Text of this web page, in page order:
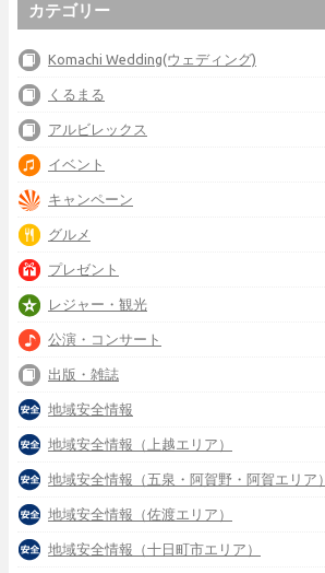
カテゴリー
Komachi Wedding(ウェディング)
くるまる
アルビレックス
イベント
キャンペーン
グルメ
プレゼント
レジャー・観光
公演・コンサート
出版・雑誌
地域安全情報
地域安全情報（上越エリア）
地域安全情報（五泉・阿賀野・阿賀エリア）
地域安全情報（佐渡エリア）
地域安全情報（十日町市エリア）